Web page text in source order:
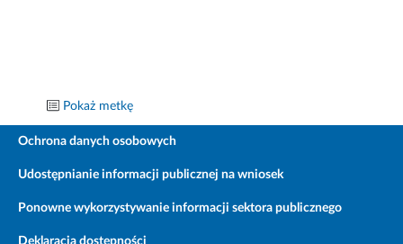
Pokaż metkę
Ochrona danych osobowych
Udostępnianie informacji publicznej na wniosek
Ponowne wykorzystywanie informacji sektora publicznego
Deklaracja dostępności